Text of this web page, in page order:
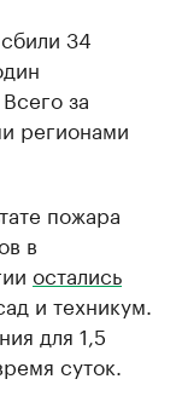
34
за
регионами
пожара
в
остались
и техникум.
для 1,5
суток.